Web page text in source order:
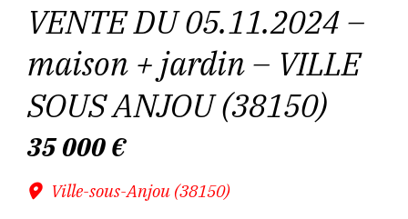
VENTE DU 05.11.2024 –
maison + jardin – VILLE
SOUS ANJOU (38150)
35 000€
Ville-sous-Anjou (38150)